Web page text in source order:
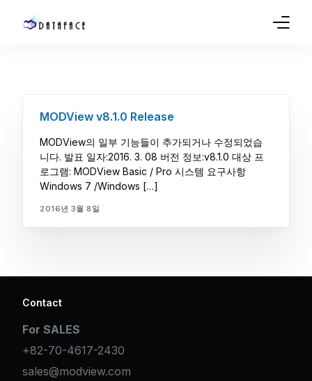
MODView v8.1.0 Release
MODView의 일부 기능들이 추가되거나 수정되었습
니다. 발표 일자:2016. 3. 08 버전 정보:v8.1.0 대상 프
로그램: MODView Basic / Pro 시스템 요구사항
Windows 7 /Windows […]
2016년 3월 8일
Contact
For SALES
+82-70-4617-2430
sales@modview.com
Sales
Service
Support